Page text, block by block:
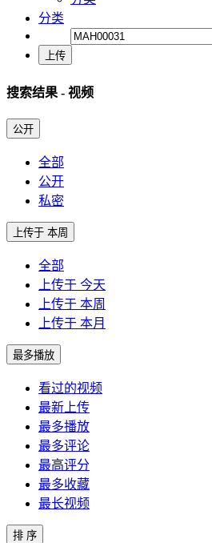
分类
上传
搜索结果 - 视频
公开
全部
公开
私密
上传于 本周
全部
上传于 今天
上传于 本周
上传于 本月
最多播放
看过的视频
最新上传
最多播放
最多评论
最高评分
最多收藏
最长视频
排 序